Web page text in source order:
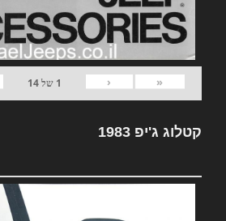
«
‹
1 של14
קטלוג ג'יפ 1983